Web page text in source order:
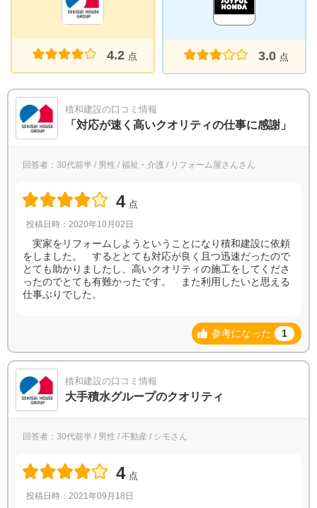
4.2 点 3.0 点
積和建設の口コミ情報
「対応が速く高いクオリティの仕事に感謝」
回答者：30代前半 / 男性 / 福祉・介護 / リフォーム屋さんさん
4 点
投稿日時：2020年10月02日
実家をリフォームしようということになり積和建設に依頼
をしました。 するととても対応が良く且つ迅速だったので
とても助かりましたし、高いクオリティの施工をしてくださ
ったのでとても有難かったです。 また利用したいと思える
仕事ぶりでした。
参考になった 1
積和建設の口コミ情報
大手積水グループのクオリティ
回答者：30代前半 / 男性 / 不動産 / シモさん
4 点
投稿日時：2021年09月18日